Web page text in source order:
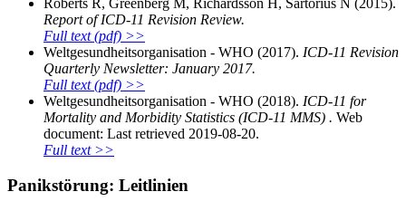
Roberts R, Greenberg M, Richardsson H, Sartorius N (2015).
Report of ICD-11 Revision Review.
Full text (pdf) >>
Weltgesundheitsorganisation - WHO (2017). ICD-11 Revision
Quarterly Newsletter: January 2017.
Full text (pdf) >>
Weltgesundheitsorganisation - WHO (2018). ICD-11 for
Mortality and Morbidity Statistics (ICD-11 MMS) . Web
document: Last retrieved 2019-08-20.
Full text >>
Panikstörung: Leitlinien